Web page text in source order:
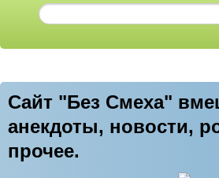
Сайт "Без Смеха"
анекдоты, новости,
прочее.